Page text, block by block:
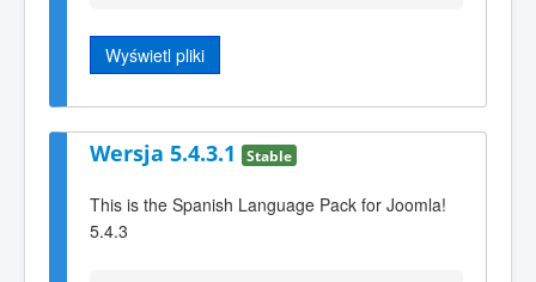
Wyświetl pliki
Wersja 5.4.3.1 Stable
This is the Spanish Language Pack for Joomla!
5.4.3